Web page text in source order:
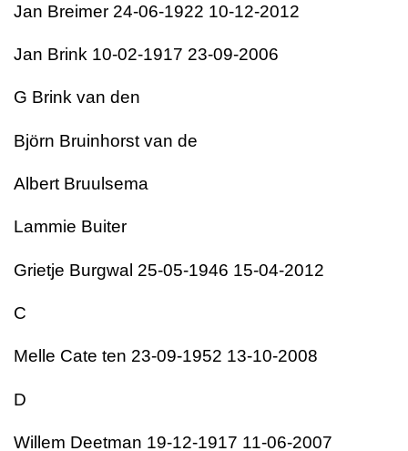
Jan Breimer 24-06-1922 10-12-2012
Jan Brink 10-02-1917 23-09-2006
G Brink van den
Björn Bruinhorst van de
Albert Bruulsema
Lammie Buiter
Grietje Burgwal 25-05-1946 15-04-2012
C
Melle Cate ten 23-09-1952 13-10-2008
D
Willem Deetman 19-12-1917 11-06-2007